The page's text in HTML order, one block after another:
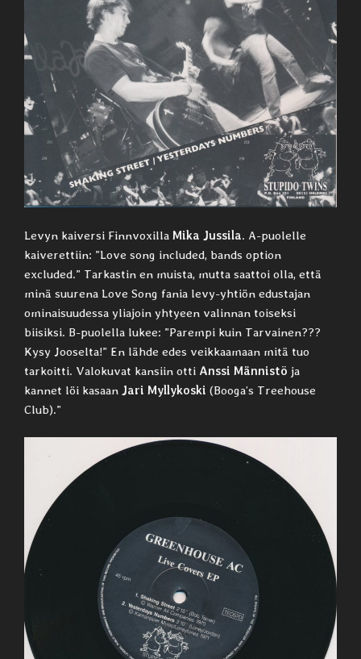
Levyn kaiversi Finnvoxilla Mika Jussila. A-puolelle
kaiverettiin: ”Love song included, bands option
excluded.” Tarkastin en muista, mutta saattoi olla, että
minä suurena Love Song fania levy-yhtiön edustajan
ominaisuudessa yliajoin yhtyeen valinnan toiseksi
biisiksi. B-puolella lukee: ”Parempi kuin Tarvainen???
Kysy Jooselta!” En lähde edes veikkaamaan mitä tuo
tarkoitti. Valokuvat kansiin otti Anssi Männistö ja
kannet löi kasaan Jari Myllykoski (Booga’s Treehouse
Club).”